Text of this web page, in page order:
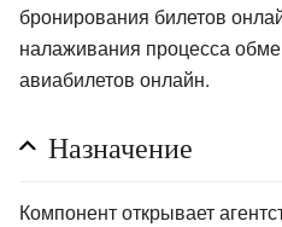
бронирования билетов
налаживания процесса
авиабилетов онлайн.
Назначение
Компонент открывает